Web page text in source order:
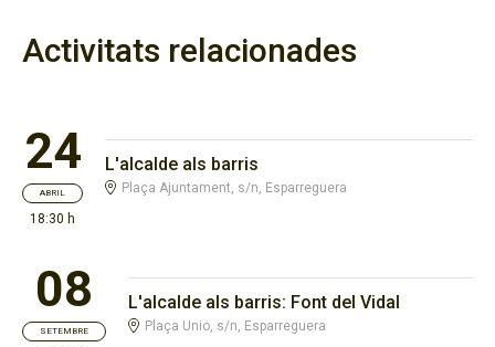
Activitats relacionades
24
ABRIL
18:30 h
L'alcalde als barris
Plaça Ajuntament, s/n, Esparreguera
08
SETEMBRE
L'alcalde als barris: Font del Vidal
Plaça Unio, s/n, Esparreguera